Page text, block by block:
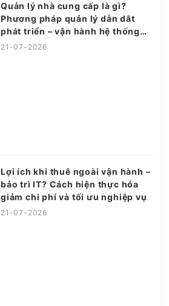
Quản lý nhà cung cấp là gì?
Phương pháp quản lý dẫn dắt
phát triển – vận hành hệ thống
thành công
21-07-2026
Lợi ích khi thuê ngoài vận hành –
bảo trì IT? Cách hiện thực hóa
giảm chi phí và tối ưu nghiệp vụ
21-07-2026